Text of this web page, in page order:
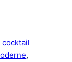
cocktail